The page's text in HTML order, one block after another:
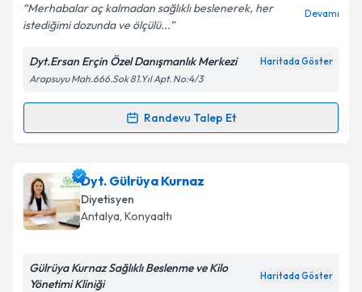
Kişisel verilerimin işlenmesine ilişkin
Aydınlatma
Metni'ni okudum ve kişisel verilerimin belirtilen
kapsamda işlenmesini kabul ediyorum.
Merhabalar aç kalmadan sağlıklı beslenerek, her
istediğimi dozunda ve ölçülü...
Devamı
Dyt.Ersan Erçin Özel Danışmanlık Merkezi Haritada Göster
Arapsuyu Mah.666.Sok 81.Yıl Apt. No:4/3
Randevu Talep Et
Randevu Takvimi Talebi
Dyt. Ersan Erçiniçin randevu takvimi talebi oluşturun.
Size bu uzmandan randevu almanız için bir takvim
hazırlandığında e-posta ile bilgilendireceğiz.
Dyt. Gülrüya Kurnaz
Diyetisyen
Antalya, Konyaaltı
Gülrüya Kurnaz Sağlıklı Beslenme ve Kilo
Yönetimi Kliniği
Haritada Göster